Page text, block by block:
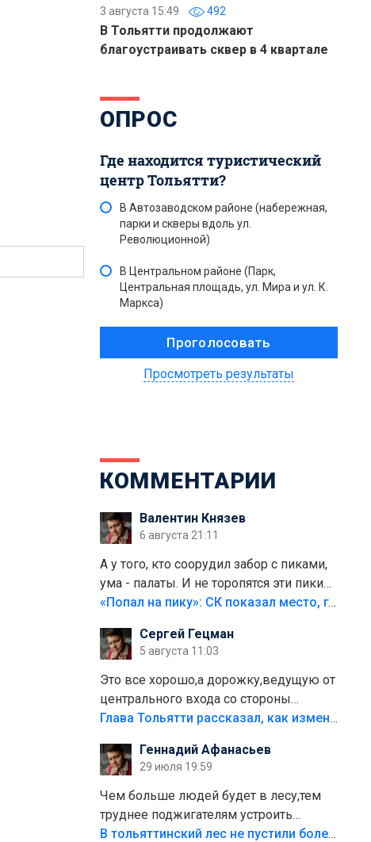
3 августа 15:49 492
В Тольятти продолжают
благоустраивать сквер в 4 квартале
ОПРОС
Где находится туристический
центр Тольятти?
В Автозаводском районе (набережная,
парки и скверы вдоль ул.
Революционной)
В Центральном районе (Парк,
Центральная площадь, ул. Мира и ул. К.
Маркса)
Просмотреть результаты
КОММЕНТАРИИ
Валентин Князев
6 августа 21:11
А у того, кто соорудил забор с пиками,
ума - палаты. И не торопятся эти пики
срезать
«Попал на пику»: СК показал место, где был смертельно травмирован ребенок в Тольятти
Сергей Гецман
5 августа 11:03
Это все хорошо,а дорожку,ведущую от
центрального входа со стороны
кафе"Мираж" к аттракционам слабо
плитки не хватило,т.к.осенью и зимой
лежала в парке и испортилась.Да
еще,видимо,часть украли.
Глава Тольятти рассказал, как изменится парк Центрального района
Геннадий Афанасьев
29 июля 19:59
Чем больше людей будет в лесу,тем
труднее поджигателям устроить
пожар.Тех кто разводит костры,тех
В тольяттинский лес не пустили более тысячи автомобилей